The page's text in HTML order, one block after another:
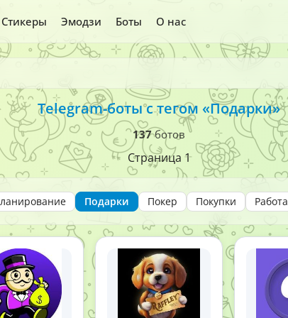
Стикеры Эмодзи Боты О нас
Telegram-боты с тегом «Подарки»
137ботов
Страница 1
Подарки Покер Покупки Работа